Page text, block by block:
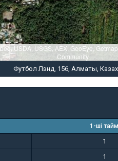
USDA, USGS, AEX, GeoEye,
Community
Футбол Лэнд, 156, Алматы,
1-ші тайм
1
1